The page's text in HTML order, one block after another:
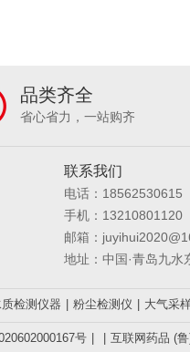
品类齐全
省心省力，一站购齐
联系我们
电话：18562530615
手机：13210801120
邮箱：
地址：中国·青岛九水
检测仪器 粉尘检测仪 大气采
号 互联网药品 (